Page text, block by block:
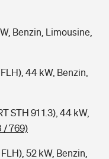
Benzin, Limousine,
44 kW, Benzin,
STH 91 1.3), 44 kW,
/ 769)
52 kW, Benzin,